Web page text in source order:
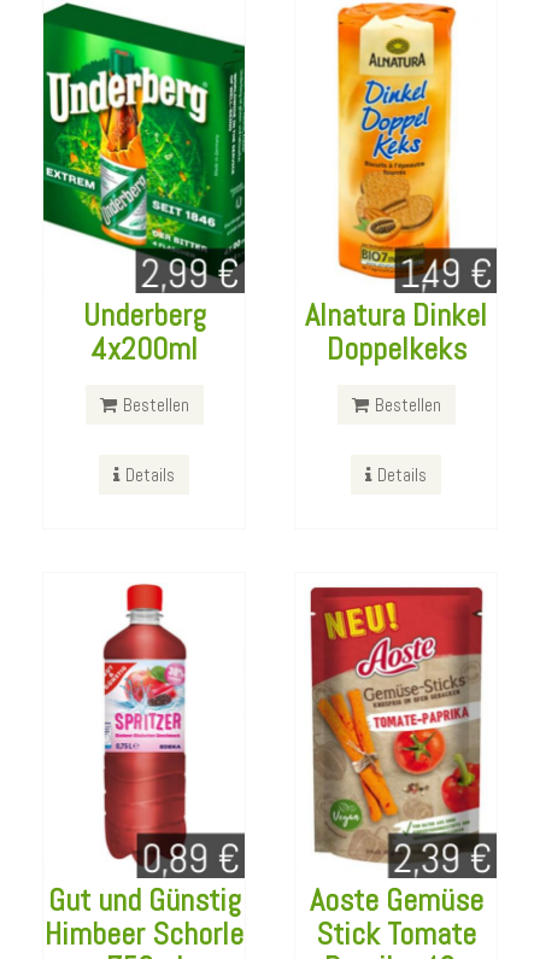
Underberg
4x200ml
Bestellen
Details
Alnatura Dinkel
Doppelkeks
Bestellen
Details
Gut und Günstig
Himbeer Schorle
Gut und Günstig
Himbeer Schorle
750ml
Aoste Gemüse
Stick Tomate
Aoste Gemüse
Stick Tomate
Paprika 40g
Brandy
Mariacron